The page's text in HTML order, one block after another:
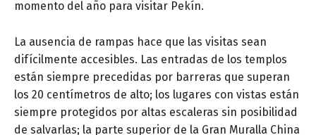
momento del año para visitar Pekín.
La ausencia de rampas hace que las visitas sean
difícilmente accesibles. Las entradas de los templos
están siempre precedidas por barreras que superan
los 20 centímetros de alto; los lugares con vistas están
siempre protegidos por altas escaleras sin posibilidad
de salvarlas; la parte superior de la Gran Muralla China